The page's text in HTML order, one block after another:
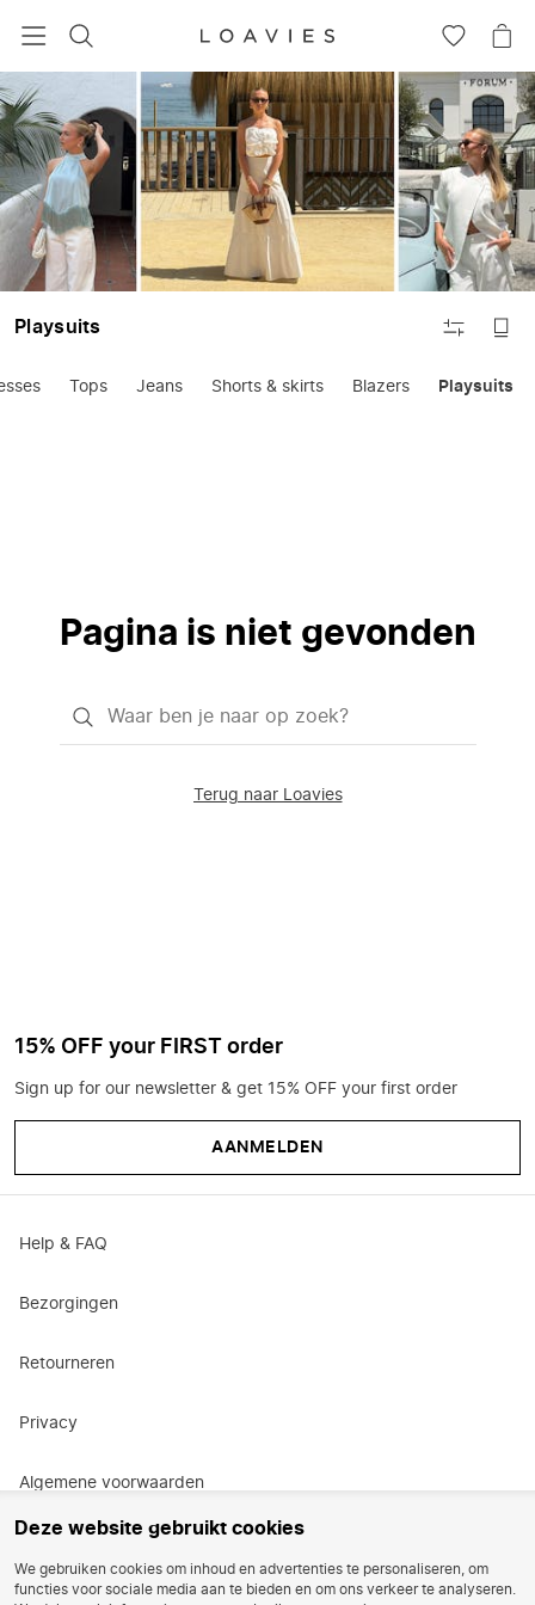
ZOEKEN
GA
NAAR
JE
JE
Deze website gebruikt cookies
We gebruiken cookies om inhoud en advertenties te personaliseren, om
functies voor sociale media aan te bieden en om ons verkeer te analyseren.
Playsuits
FILTEREN
Tops Jeans Shorts & skirts Blazers Playsuits
Pagina is niet gevonden
Waar
Terug naar Loavies
15% OFF your FIRST order
Sign up for our newsletter & get 15% OFF your first order
AANMELDEN
Help & FAQ
Bezorgingen
Retourneren
Privacy
Algemene voorwaarden
Actievoorwaarden